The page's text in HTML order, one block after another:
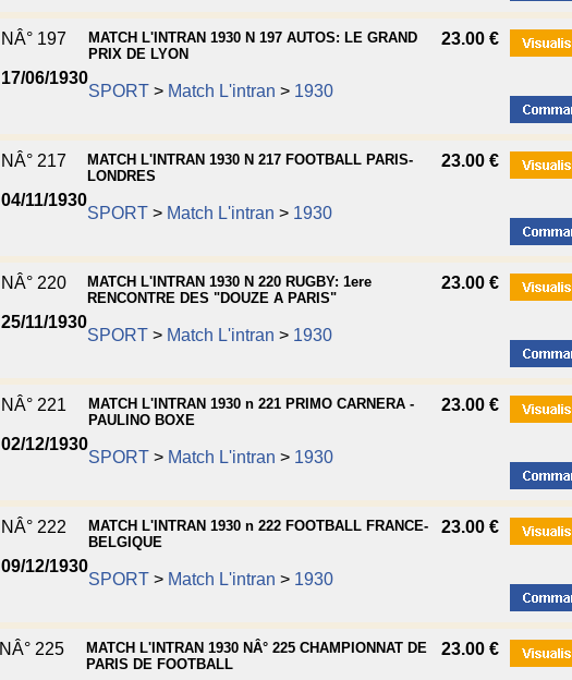
NÂ° 197
17/06/1930
MATCH L'INTRAN 1930 N 197 AUTOS: LE GRAND
PRIX DE LYON
SPORT> Match L'intran > 1930
23.00 €
NÂ° 217
04/11/1930
MATCH L'INTRAN 1930 N 217 FOOTBALL PARIS-
LONDRES
SPORT> Match L'intran > 1930
23.00 €
NÂ° 220
25/11/1930
MATCH L'INTRAN 1930 N 220 RUGBY: 1ere
RENCONTRE DES "DOUZE A PARIS"
SPORT> Match L'intran > 1930
23.00 €
NÂ° 221
02/12/1930
MATCH L'INTRAN 1930 n 221 PRIMO CARNERA -
PAULINO BOXE
SPORT> Match L'intran > 1930
23.00 €
NÂ° 222
09/12/1930
MATCH L'INTRAN 1930 n 222 FOOTBALL FRANCE-
BELGIQUE
SPORT> Match L'intran > 1930
23.00 €
NÂ° 225
MATCH L'INTRAN 1930 NÂ° 225 CHAMPIONNAT DE
PARIS DE FOOTBALL
23.00 €